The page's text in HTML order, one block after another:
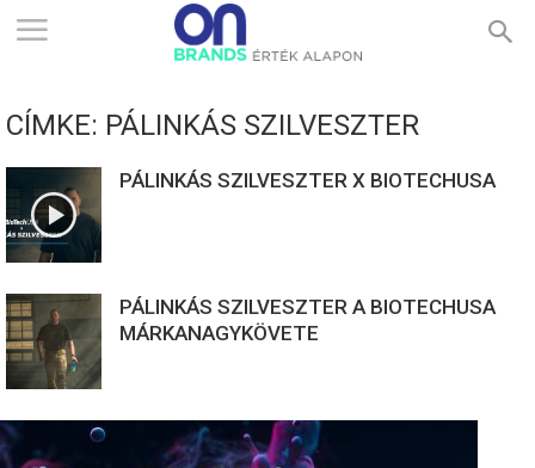
ONBRANDS
ÉRTÉK
ALAPON
CÍMKE: PÁLINKÁS SZILVESZTER
PÁLINKÁS SZILVESZTER X BIOTECHUSA
PÁLINKÁS SZILVESZTER A BIOTECHUSA
MÁRKANAGYKÖVETE